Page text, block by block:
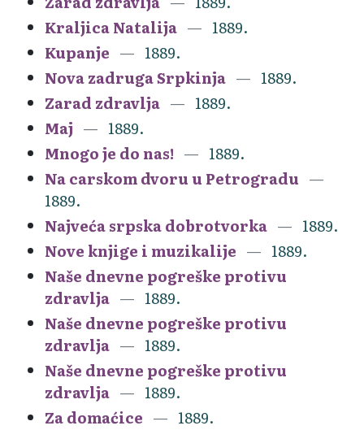
Kraljica Natalija
1889.
Kupanje
1889.
Nova zadruga Srpkinja
1889.
Zarad zdravlja
1889.
Maj
1889.
Mnogo je do nas!
1889.
Na carskom dvoru u Petrogradu
1889.
Najveća srpska dobrotvorka
1889.
Nove knjige i muzikalije
1889.
Naše dnevne pogreške protivu
zdravlja
1889.
Naše dnevne pogreške protivu
zdravlja
1889.
Naše dnevne pogreške protivu
zdravlja
1889.
Za domaćice
1889.